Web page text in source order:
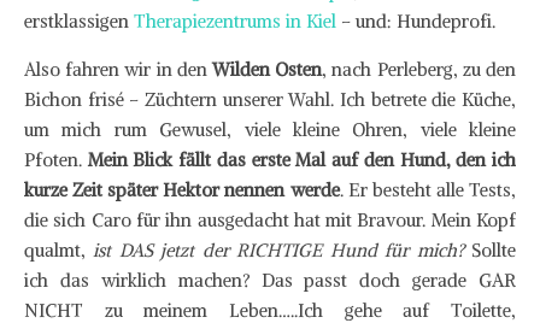
erstklassigen Therapiezentrums in Kiel – und: Hundeprofi.
Also fahren wir in denWilden Osten, nach Perleberg, zu den
Bichon frisé – Züchtern unserer Wahl. Ich betrete die Küche,
um mich rum Gewusel, viele kleine Ohren, viele kleine
Pfoten.Mein Blick fällt das erste Mal auf den Hund, den ich
kurze Zeit später Hektor nennen werde. Er besteht alle Tests,
die sich Caro für ihn ausgedacht hat mit Bravour. Mein Kopf
qualmt,ist DAS jetzt der RICHTIGE Hund für mich?Sollte
ich das wirklich machen? Das passt doch gerade GAR
NICHT zu meinem Leben…..Ich gehe auf Toilette,